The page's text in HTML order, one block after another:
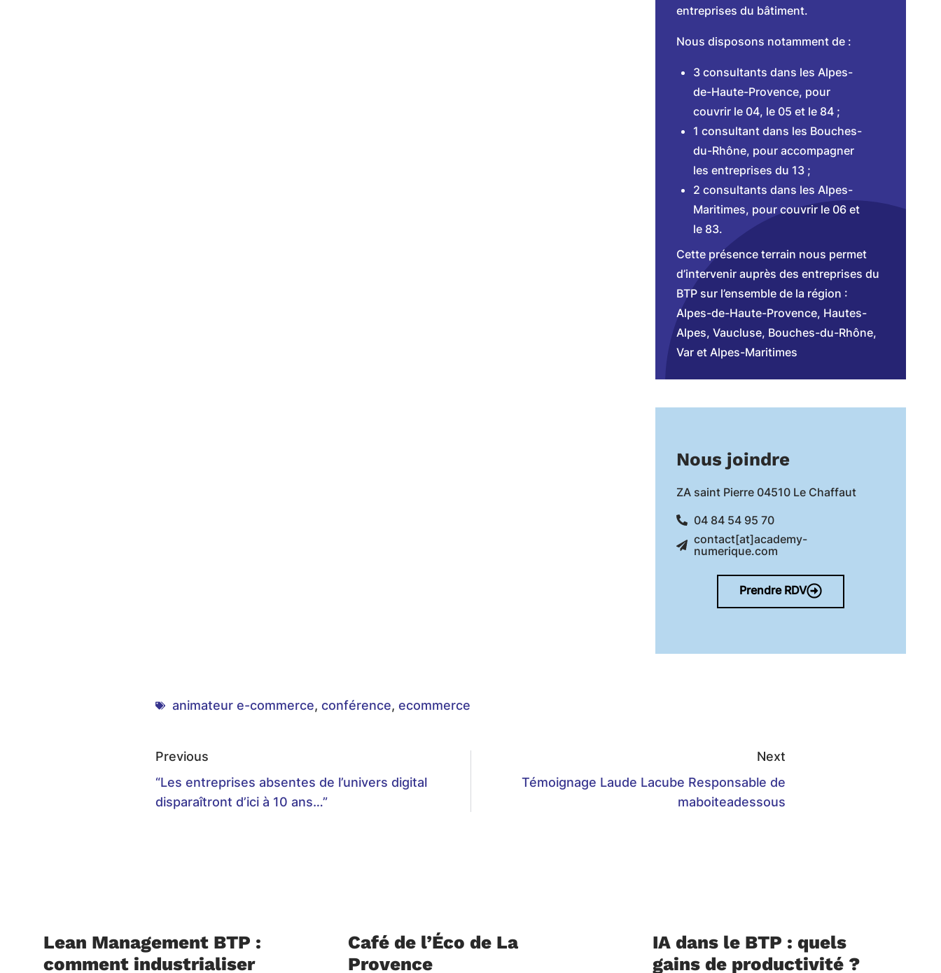
entreprises du bâtiment.
Nous disposons notamment de :
3 consultants dans les Alpes-
de-Haute-Provence, pour
couvrir le 04, le 05 et le 84 ;
1 consultant dans les Bouches-
du-Rhône, pour accompagner
les entreprises du 13 ;
2 consultants dans les Alpes-
Maritimes, pour couvrir le 06 et
le 83.
Cette présence terrain nous permet
d’intervenir auprès des entreprises du
BTP sur l’ensemble de la région :
Alpes-de-Haute-Provence, Hautes-
Alpes, Vaucluse, Bouches-du-Rhône,
Var et Alpes-Maritimes
Nous joindre
ZA saint Pierre 04510 Le Chaffaut
04 84 54 95 70
contact[at]academy-
numerique.com
Prendre RDV
animateur e-commerce, conférence, ecommerce
Previous
“Les entreprises ​absentes de l’univers digital
disparaîtront d’ici à 10 ans…”
Next
Témoignage Laude Lacube Responsable de
maboiteadessous
Lean Management BTP :
comment industrialiser
Café de l’Éco de La
Provence
IA dans le BTP : quels
gains de productivité ?